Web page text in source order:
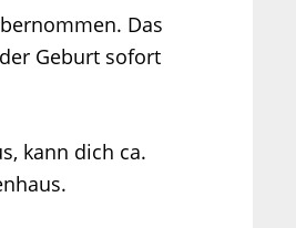
Das
Geburt sofort
kann dich ca.